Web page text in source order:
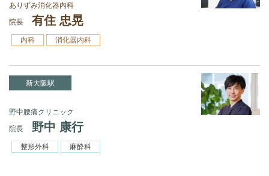
ありずみ消化器内科
院長
有住 忠晃
内科 消化器内科
新大阪駅
野中腰痛クリニック
院長
野中 康行
整形外科 麻酔科